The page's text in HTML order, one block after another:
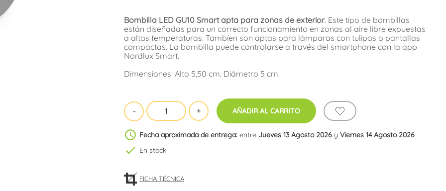
Bombilla LED GU10 Smart apta para zonas de exterior. Este tipo de bombillas
están diseñadas para un correcto funcionamiento en zonas al aire libre expuestas
a altas temperaturas. Tambíen son aptas para lámparas con tulipas o pantallas
compactas. La bombilla puede controlarse a través del smartphone con la app
Nordlux Smart.
Dimensiones: Alto 5,50 cm. Diámetro 5 cm.
AÑADIR AL CARRITO
schedule Fecha aproximada de entrega: entre Jueves 13 Agosto 2026 y Viernes 14 Agosto 2026
check En stock
FICHA TÉCNICA